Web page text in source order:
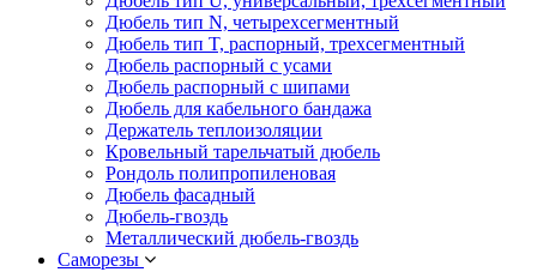
Дюбель тип N, четырехсегментный
Дюбель тип T, распорный, трехсегментный
Дюбель распорный с усами
Дюбель распорный с шипами
Дюбель для кабельного бандажа
Держатель теплоизоляции
Кровельный тарельчатый дюбель
Рондоль полипропиленовая
Дюбель фасадный
Дюбель-гвоздь
Металлический дюбель-гвоздь
Саморезы